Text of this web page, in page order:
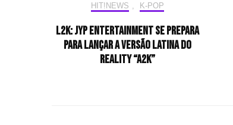
HIT!NEWS K-POP
L2K: JYP Entertainment se prepara
para lançar a versão latina do
reality “A2K”